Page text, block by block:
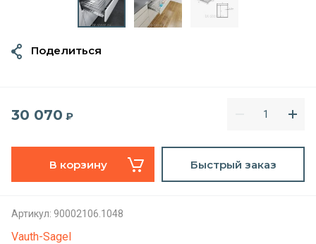
30 070 ₽
В корзину Быстрый заказ
Артикул: 90002106.1048
Vauth-Sagel
Поделиться